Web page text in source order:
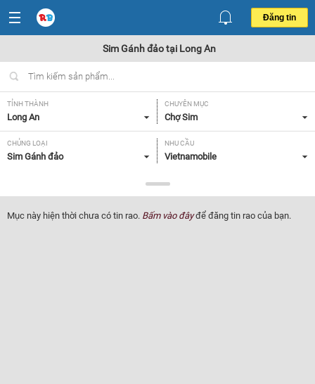
Đăng tin
Sim Gánh đảo tại Long An
TỈNH THÀNH
Long An
CHUYÊN MỤC
Chợ Sim
CHỦNG LOẠI
Sim Gánh đảo
NHU CẦU
Vietnamobile
Tất cả
Mục này hiện thời chưa có tin rao. Bấm vào đâyđể đăng tin rao của bạn.